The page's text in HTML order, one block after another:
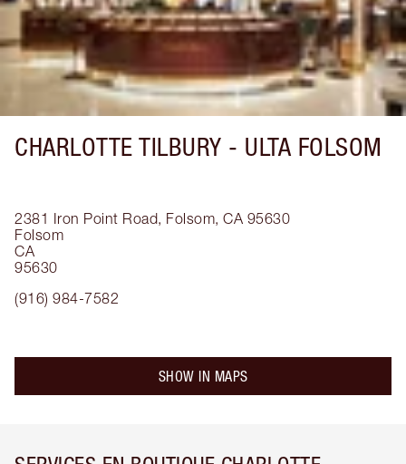
CHARLOTTE TILBURY - ULTA FOLSOM
2381 Iron Point Road, Folsom, CA 95630
Folsom
CA
95630
(916) 984-7582
SHOW IN MAPS